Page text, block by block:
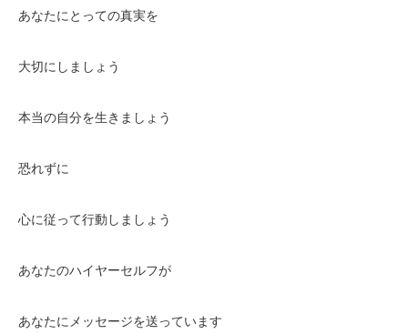
あなたにとっての真実を
大切にしましょう
本当の自分を生きましょう
恐れずに
心に従って行動しましょう
あなたのハイヤーセルフが
あなたにメッセージを送っています